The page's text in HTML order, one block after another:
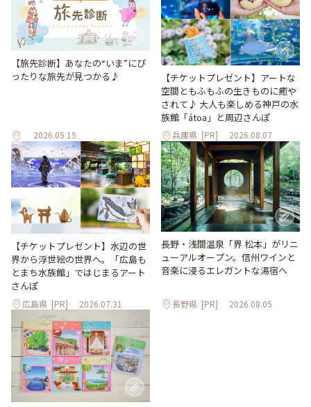
【旅先診断】あなたの“いま”にぴ
ったりな旅先が見つかる♪
2026.05.15
【チケットプレゼント】アートな
空間ともふもふの生きものに癒や
されて♪ 大人も楽しめる神戸の水
族館「átoa」と周辺さんぽ
兵庫県 [PR] 2026.08.07
【チケットプレゼント】水辺の世
界から浮世絵の世界へ。「広島も
とまち水族館」ではじまるアート
さんぽ
広島県 [PR] 2026.07.31
長野・浅間温泉「界 松本」がリニ
ューアルオープン。信州ワインと
音楽に浸るエレガントな湯宿へ
長野県 [PR] 2026.08.05